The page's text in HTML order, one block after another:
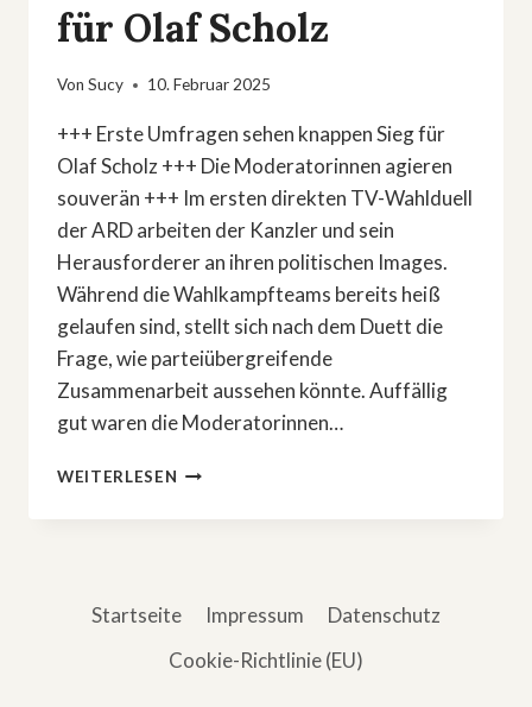
für Olaf Scholz
Von Sucy 10. Februar 2025
+++ Erste Umfragen sehen knappen Sieg für
Olaf Scholz +++ Die Moderatorinnen agieren
souverän +++ Im ersten direkten TV-Wahlduell
der ARD arbeiten der Kanzler und sein
Herausforderer an ihren politischen Images.
Während die Wahlkampfteams bereits heiß
gelaufen sind, stellt sich nach dem Duett die
Frage, wie parteiübergreifende
Zusammenarbeit aussehen könnte. Auffällig
gut waren die Moderatorinnen…
WEITERLESEN DAS
DUELL
VORTEIL
OLAF
Startseite Impressum
Datenschutz
Cookie-Richtlinie (EU)